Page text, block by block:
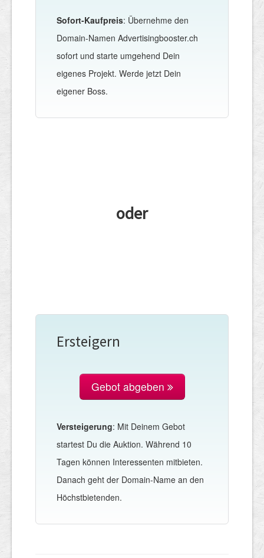
Sofort-Kaufpreis: Übernehme den
Domain-Namen Advertisingbooster.ch
sofort und starte umgehend Dein
eigenes Projekt. Werde jetzt Dein
eigener Boss.
oder
Ersteigern
Gebot abgeben
Versteigerung: Mit Deinem Gebot
startest Du die Auktion. Während 10
Tagen können Interessenten mitbieten.
Danach geht der Domain-Name an den
Höchstbietenden.